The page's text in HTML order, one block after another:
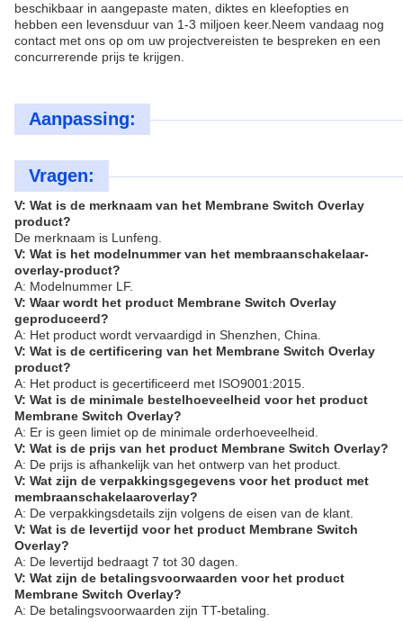
beschikbaar in aangepaste maten, diktes en kleefopties en
hebben een levensduur van 1-3 miljoen keer.Neem vandaag nog
contact met ons op om uw projectvereisten te bespreken en een
concurrerende prijs te krijgen.
Aanpassing:
Vragen:
V: Wat is de merknaam van het Membrane Switch Overlay
product?
De merknaam is Lunfeng.
V: Wat is het modelnummer van het membraanschakelaar-
overlay-product?
A: Modelnummer LF.
V: Waar wordt het product Membrane Switch Overlay
geproduceerd?
A: Het product wordt vervaardigd in Shenzhen, China.
V: Wat is de certificering van het Membrane Switch Overlay
product?
A: Het product is gecertificeerd met ISO9001:2015.
V: Wat is de minimale bestelhoeveelheid voor het product
Membrane Switch Overlay?
A: Er is geen limiet op de minimale orderhoeveelheid.
V: Wat is de prijs van het product Membrane Switch Overlay?
A: De prijs is afhankelijk van het ontwerp van het product.
V: Wat zijn de verpakkingsgegevens voor het product met
membraanschakelaaroverlay?
A: De verpakkingsdetails zijn volgens de eisen van de klant.
V: Wat is de levertijd voor het product Membrane Switch
Overlay?
A: De levertijd bedraagt 7 tot 30 dagen.
V: Wat zijn de betalingsvoorwaarden voor het product
Membrane Switch Overlay?
A: De betalingsvoorwaarden zijn TT-betaling.